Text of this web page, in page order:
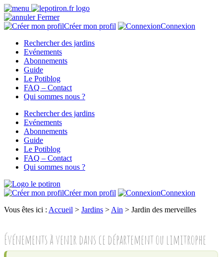
Fermer
Créer mon profil
Connexion
Rechercher des jardins
Evénements
Abonnements
Guide
Le Potiblog
FAQ – Contact
Qui sommes nous ?
Rechercher des jardins
Evénements
Abonnements
Guide
Le Potiblog
FAQ – Contact
Qui sommes nous ?
Créer mon profil
Connexion
Vous êtes ici : Accueil > Jardins > Ain > Jardin des merveilles
Événements à venir dans ce département ou limitrophe